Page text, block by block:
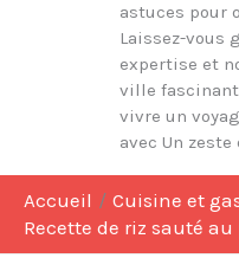
astuces pour
Laissez-vous
expertise et
ville
vivre un
avec Un
Accueil
Cuisine et
Recette de riz sauté